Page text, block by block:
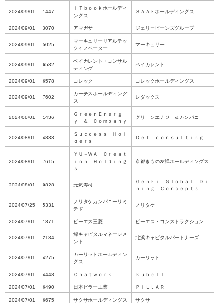
2024/09/01 1447
ＩＴｂｏｏｋホールディ
ングス
ＳＡＡＦホールディングス
2024/09/01 3070 アマガサ ジェリービーンズグループ
2024/09/01 5025
マーキュリーリアルテッ
クイノベーター
マーキュリー
2024/09/01 6532
ベイカレント・コンサル
ティング
ベイカレント
2024/09/01 6578 コレック コレックホールディングス
2024/09/01 7602
カーチスホールディング
ス
レダックス
2024/08/01 1436
ＧｒｅｅｎＥｎｅｒｇ
ｙ ＆ Ｃｏｍｐａｎｙ
グリーンエナジー＆カンパニー
2024/08/01 4833
Ｓｕｃｃｅｓｓ Ｈｏｌ
ｄｅｒｓ
Ｄｅｆ ｃｏｎｓｕｌｔｉｎｇ
2024/08/01 7615
ＹＵ－ＷＡ Ｃｒｅａｔ
ｉｏｎ Ｈｏｌｄｉｎｇ
ｓ
京都きもの友禅ホールディングス
2024/08/01 9828 元気寿司
Ｇｅｎｋｉ Ｇｌｏｂａｌ Ｄｉ
ｎｉｎｇ Ｃｏｎｃｅｐｔｓ
2024/07/25 5331
ノリタケカンパニーリミ
テド
ノリタケ
2024/07/01 1871 ピーエス三菱 ピーエス・コンストラクション
2024/07/01 2134
燦キャピタルマネージメ
ント
北浜キャピタルパートナーズ
2024/07/01 4275
カーリットホールディン
グス
カーリット
2024/07/01 4448 Ｃｈａｔｗｏｒｋ ｋｕｂｅｌｌ
2024/07/01 6490 日本ピラー工業 ＰＩＬＬＡＲ
2024/07/01 6675 サクサホールディングス サクサ